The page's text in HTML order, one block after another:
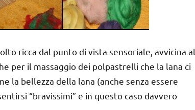
ricca dal punto di vista sensoriale, avvicina al
per il massaggio dei polpastrelli che la lana ci
la bellezza della lana (anche senza essere
“bravissimi” e in questo caso davvero